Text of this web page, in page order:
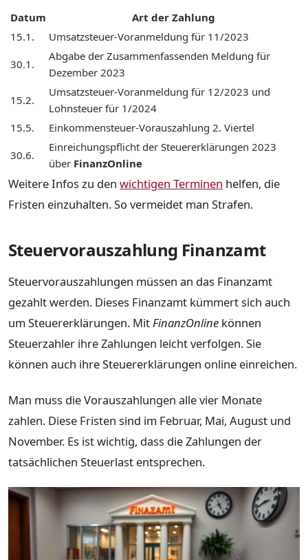
Datum
Art der Zahlung
15.1.
Umsatzsteuer-Voranmeldung für 11/2023
30.1.
Abgabe der Zusammenfassenden Meldung für
Dezember 2023
15.2.
Umsatzsteuer-Voranmeldung für 12/2023 und
Lohnsteuer für 1/2024
15.5.
Einkommensteuer-Vorauszahlung 2. Viertel
30.6.
Einreichungspflicht der Steuererklärungen 2023
über FinanzOnline
Weitere Infos zu den wichtigen Terminen helfen, die
Fristen einzuhalten. So vermeidet man Strafen.
Steuervorauszahlung Finanzamt
Steuervorauszahlungen müssen an das Finanzamt
gezahlt werden. Dieses Finanzamt kümmert sich auch
um Steuererklärungen. MitFinanzOnline können
Steuerzahler ihre Zahlungen leicht verfolgen. Sie
können auch ihre Steuererklärungen online einreichen.
Man muss die Vorauszahlungen alle vier Monate
zahlen. Diese Fristen sind im Februar, Mai, August und
November. Es ist wichtig, dass die Zahlungen der
tatsächlichen Steuerlast entsprechen.